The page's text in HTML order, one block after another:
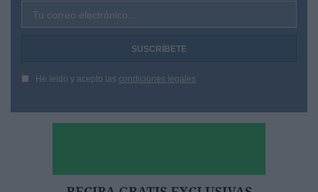
Tu correo electrónico...
He leído y acepto las condiciones legales